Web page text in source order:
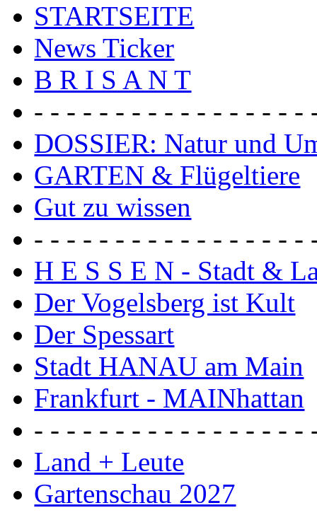
STARTSEITE
News Ticker
B R I S A N T
- - - - - - - - - - - - - - - - -
DOSSIER: Natur und
GARTEN & Flügeltiere
Gut zu wissen
- - - - - - - - - - - - - - - - -
H E S S E N - Stadt &
Der Vogelsberg ist Kult
Der Spessart
Stadt HANAU am Main
Frankfurt - MAINhattan
- - - - - - - - - - - - - - - - -
Land + Leute
Gartenschau 2027